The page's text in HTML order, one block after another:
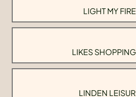
LIGHT MY FIRE
LIKES
LINDEN